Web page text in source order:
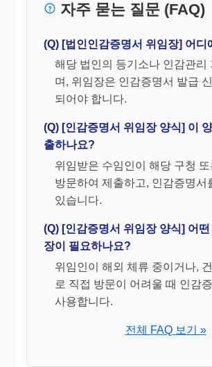
자주 묻는 질문 (FAQ)
(Q) [법인인감증명서 위임장] 어디
해당 법인의 등기소나 인감관리
며, 위임장은 인감증명서 발급
되어야 합니다.
(Q) [인감증명서 위임장 양식] 이
출하나요?
위임받은 수임인이 해당 구청 또
방문하여 제출하고, 인감증명서
있습니다.
(Q) [인감증명서 위임장 양식] 어
장이 필요하나요?
위임인이 해외 체류 중이거나,
로 직접 방문이 어려울 때 인감
사용합니다.
전체 FAQ 보기 »